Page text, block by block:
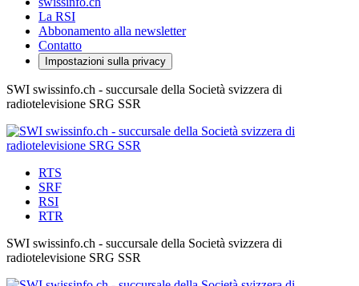
La RSI
Abbonamento alla newsletter
Contatto
Impostazioni sulla privacy
SWI swissinfo.ch - succursale della Società svizzera di
radiotelevisione SRG SSR
RTS
SRF
RSI
RTR
SWI swissinfo.ch - succursale della Società svizzera di
radiotelevisione SRG SSR